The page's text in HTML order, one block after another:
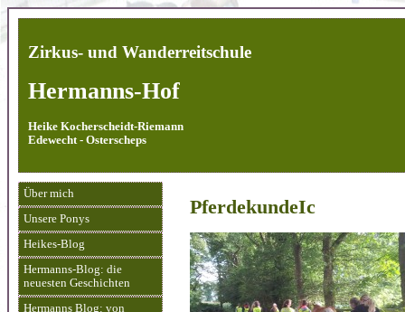
Zirkus- und Wanderreitschule
Hermanns-Hof
Heike Kocherscheidt-Riemann
Edewecht - Osterscheps
Über mich
Unsere Ponys
Heikes-Blog
Hermanns-Blog: die
neuesten Geschichten
Hermanns Blog: von
PferdekundeIc